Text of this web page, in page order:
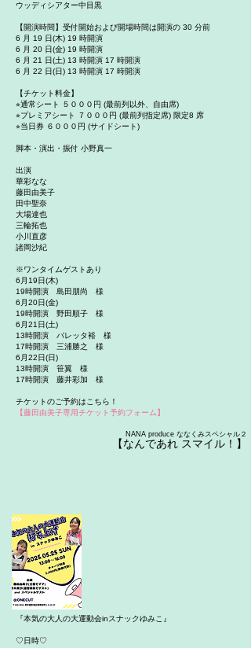
ウッディシアター中目黒
【開演時間】受付開始および開場時間は開演の 30 分前
6 月 19 日(木) 19 時開演
6 月 20 日(金) 19 時開演
6 月 21 日(土) 13 時開演 17 時開演
6 月 22 日(日) 13 時開演 17 時開演
【チケット料金】
⭐︎通常シート ５０００円 (最前列以外、自由席)
⭐︎プレミアシート ７０００円 (最前列指定席) 限定8 席
⭐︎当日券 ６０００円 (サイドシート)
脚本・演出・振付 小野真一
出演
華彩なな
藤田由美子
田中聖奈
大場達也
三輪拓也
小川直彦
諸岡沙紀
※ワンタイムゲストあり
6月19日(木)
19時開演 島田朋尚 様
6月20日(金)
19時開演 野田順子 様
6月21日(土)
13時開演 バレッタ裕 様
17時開演 三浦勝之 様
6月22日(日)
13時開演 笹翼 様
17時開演 藤井彩加 様
チケットのご予約はこちら！
【藤田由美子専用チケット予約フォーム】
NANA produce ななくみスペシャル２
【なんであれ スマイル！ 】
『本気の大人の大運動会inスナックゆみこ』
♡日時♡